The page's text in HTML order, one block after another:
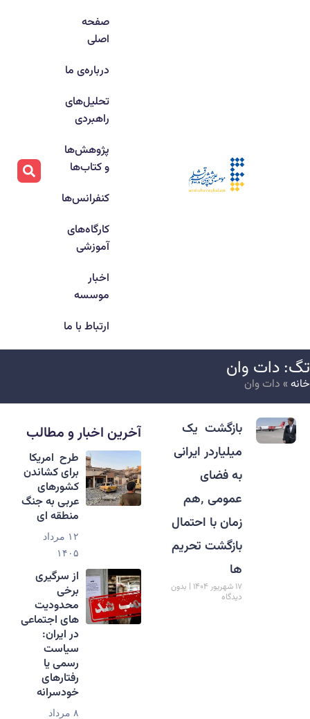
صفحه
اصلی
درباره‌ی ما
تحلیل‌های
راهبردی
پژوهش‌ها
و کتاب‌ها
کنفرانس‌ها
کارگاه‌های
آموزشی
اخبار
موسسه
ارتباط با ما
دات وان
» دات وان
بازگشت یک
میلیاردر ایرانی
به فضای
عمومی ٬هم
زمان با احتمال
بازگشت تحریم
ها
۱۷ شهریور ۱۴۰۴
بدون
دیدگاه
آخرین اخبار و مطالب
طرح امریکا
برای کشاندن
کشورهای
عربی به جنگ
منطقه ای
۱۲ مرداد
۱۴۰۵
از سرگیری
برخی
محدودیت
های اجتماعی
در ایران:
سیاست
رسمی یا
رفتارهای
خودسرانه
۸ مرداد